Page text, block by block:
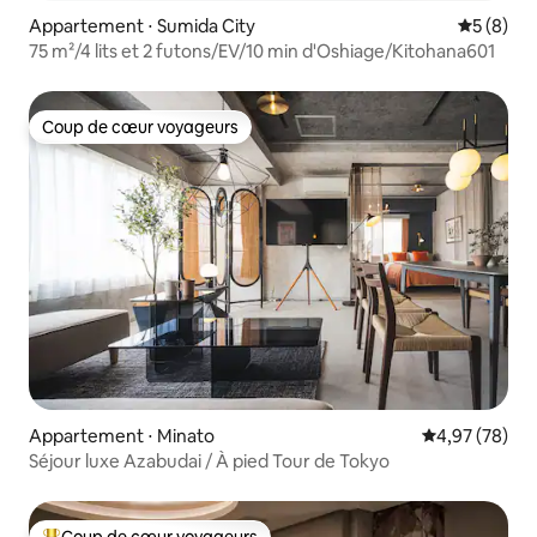
Appartement ⋅ Sumida City
5 (8)
75 m²/4 lits et 2 futons/EV/10 min d'Oshiage/Kitohana601
Coup de cœur voyageurs
Coup de cœur voyageurs
Appartement ⋅ Minato Évaluation
4,97 (78)
Séjour luxe Azabudai / À pied Tour de Tokyo